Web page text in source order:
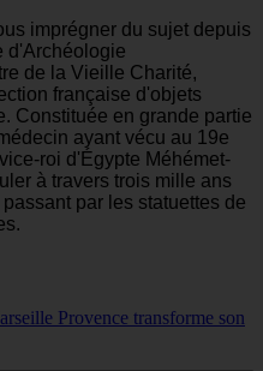
imprégner du sujet depuis
d'Archéologie
de la Vieille Charité,
française d'objets
Constituée en grande partie
ayant vécu au 19e
roi d'Égypte Méhémet-
à travers trois mille ans
par les statuettes de
Provence transforme son